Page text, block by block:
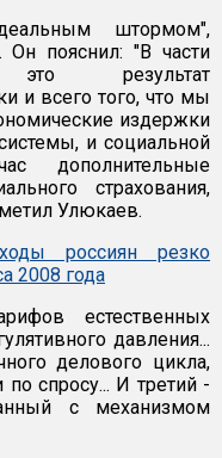
штормом",
пояснил: "В части
это результат
и всего того, что мы
издержки
и социальной
дополнительные
страхования,
Улюкаев.
россиян резко
2008 года
естественных
давления...
делового цикла,
спросу... И третий -
с механизмом